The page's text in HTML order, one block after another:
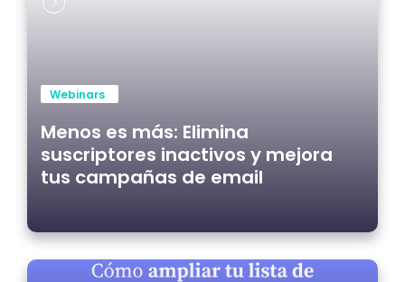
Webinars
Menos es más: Elimina
suscriptores inactivos y mejora
tus campañas de email